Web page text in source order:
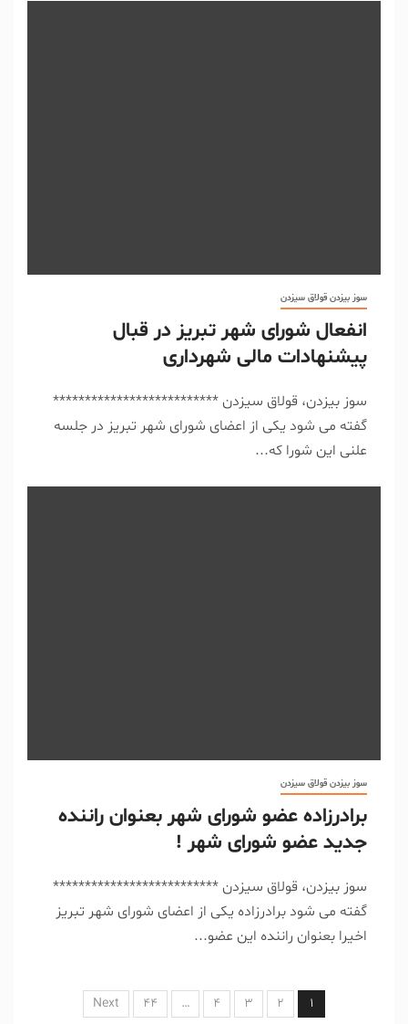
سوز بیزدن قولاق سیزدن
انفعال شورای شهر تبریز در قبال
پیشنهادات مالی شهرداری
سوز بیزدن، قولاق سیزدن **************************
گفته می شود یکی از اعضای شورای شهر تبریز در جلسه
علنی این شورا که...
سوز بیزدن قولاق سیزدن
برادرزاده عضو شورای شهر بعنوان راننده
جدید عضو شورای شهر !
سوز بیزدن، قولاق سیزدن **************************
گفته می شود برادرزاده یکی از اعضای شورای شهر تبریز
اخیرا بعنوان راننده این عضو...
1
2
3
4
…
44
Next